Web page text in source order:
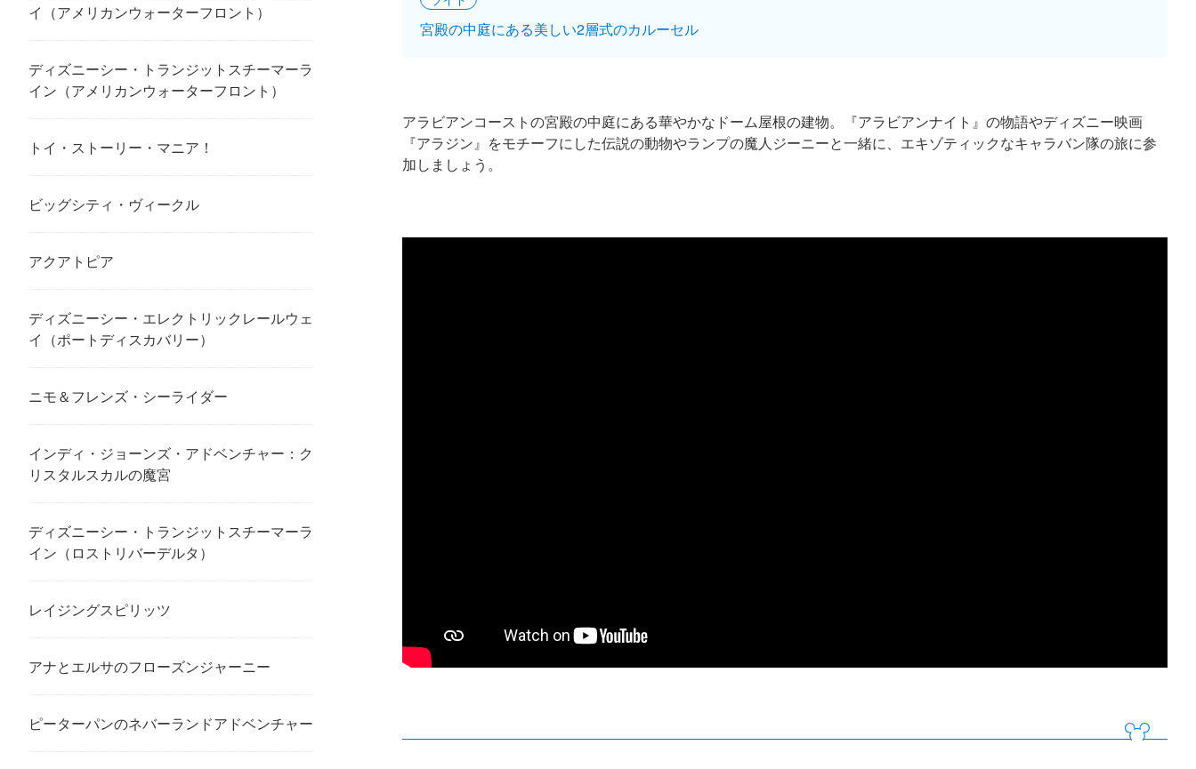
宮殿の中庭にある美しい2層式のカルーセル
アラビアンコーストの宮殿の中庭にある華やかなドーム屋根の建物。『アラビアンナイト』の物語やディズニー映画
『アラジン』をモチーフにした伝説の動物やランプの魔人ジーニーと一緒に、エキゾティックなキャラバン隊の旅に参
加しましょう。
イ（アメリカンウォーターフロント）
ディズニーシー・トランジットスチーマーラ
イン（アメリカンウォーターフロント）
トイ・ストーリー・マニア！
ビッグシティ・ヴィークル
アクアトピア
ディズニーシー・エレクトリックレールウェ
イ（ポートディスカバリー）
ニモ＆フレンズ・シーライダー
インディ・ジョーンズ・アドベンチャー：ク
リスタルスカルの魔宮
ディズニーシー・トランジットスチーマーラ
イン（ロストリバーデルタ）
レイジングスピリッツ
アナとエルサのフローズンジャーニー
ピーターパンのネバーランドアドベンチャー